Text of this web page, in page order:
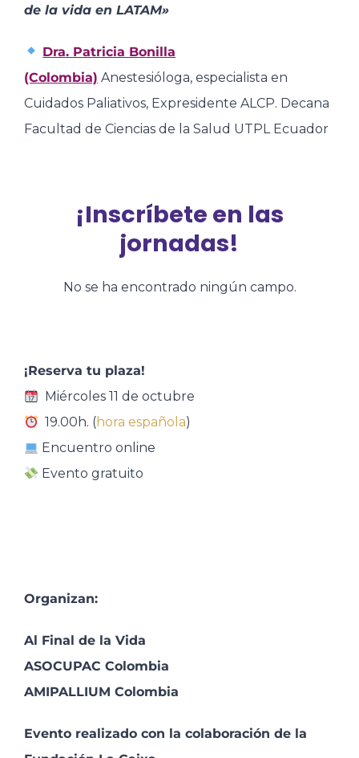
de la vida en LATAM»
Dra. Patricia Bonilla
(Colombia) Anestesióloga, especialista en
Cuidados Paliativos, Expresidente ALCP. Decana
Facultad de Ciencias de la Salud UTPL Ecuador
¡Inscríbete en las
jornadas!
No se ha encontrado ningún campo.
¡Reserva tu plaza!
Miércoles 11 de octubre
19.00h. (horaespañola)
Encuentro online
Evento gratuito
Organizan:
Al Final de la Vida
ASOCUPAC Colombia
AMIPALLIUM Colombia
Evento realizado con la colaboración de la